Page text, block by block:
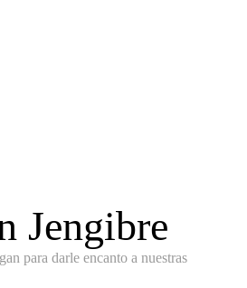
Jengibre
para darle encanto a nuestras